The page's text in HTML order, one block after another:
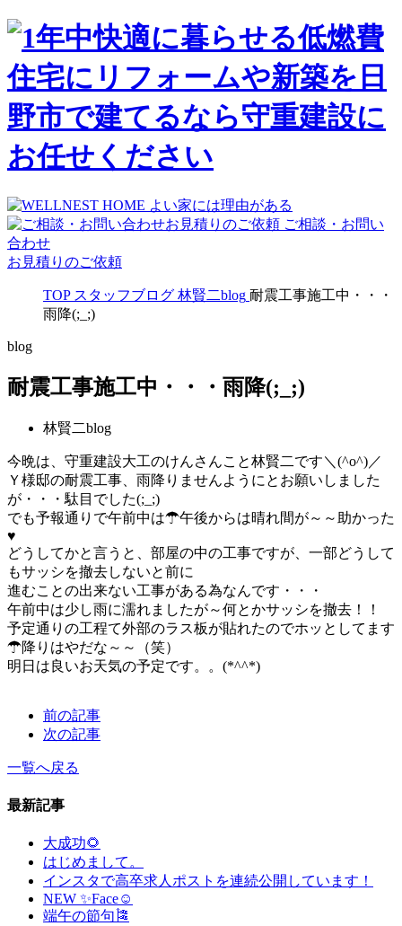
ご相談・お問い
合わせ
お見積りのご依頼
TOP スタッフブログ 林賢二blog 耐震工事施工中・・・
雨降(;_;)
blog
耐震工事施工中・・・雨降(;_;)
林賢二blog
今晩は、守重建設大工のけんさんこと林賢二です＼(^o^)／
Ｙ様邸の耐震工事、雨降りませんようにとお願いしました
が・・・駄目でした(;_;)
でも予報通りで午前中は☂午後からは晴れ間が～～助かった
♥
どうしてかと言うと、部屋の中の工事ですが、一部どうして
もサッシを撤去しないと前に
進むことの出来ない工事がある為なんです・・・
午前中は少し雨に濡れましたが～何とかサッシを撤去！！
予定通りの工程て外部のラス板が貼れたのでホッとしてます
☂降りはやだな～～（笑）
明日は良いお天気の予定です。。(*^^*)
前の記事
次の記事
一覧へ戻る
最新記事
大成功🌻
はじめまして。
インスタで高卒求人ポストを連続公開しています！
NEW ✨Face☺
端午の節句🎏